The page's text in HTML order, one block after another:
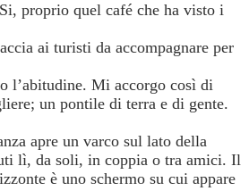
proprio quel café che ha visto i
ai turisti da accompagnare per
l’abitudine. Mi accorgo così di
un pontile di terra e di gente.
apre un varco sul lato della
lì, da soli, in coppia o tra amici. Il
è uno schermo su cui appare